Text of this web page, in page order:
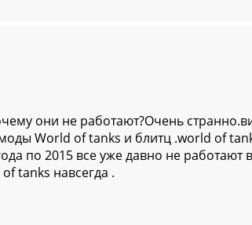
они не работают?Очень
World of tanks и блитц .world of
по 2015 все уже давно не
tanks навсегда .